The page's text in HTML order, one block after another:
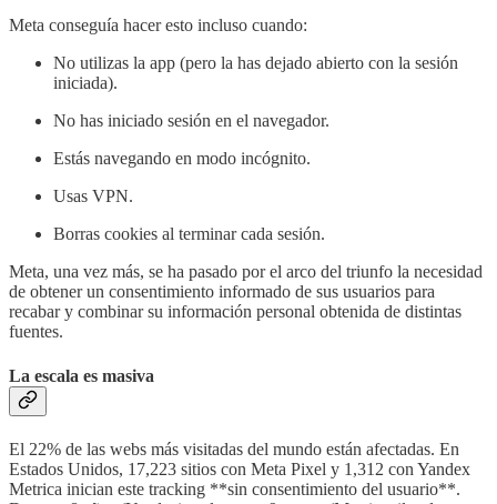
Meta conseguía hacer esto incluso cuando:
No utilizas la app (pero la has dejado abierto con la sesión
iniciada).
No has iniciado sesión en el navegador.
Estás navegando en modo incógnito.
Usas VPN.
Borras cookies al terminar cada sesión.
Meta, una vez más, se ha pasado por el arco del triunfo la necesidad
de obtener un consentimiento informado de sus usuarios para
recabar y combinar su información personal obtenida de distintas
fuentes.
La escala es masiva
El 22% de las webs más visitadas del mundo están afectadas. En
Estados Unidos, 17,223 sitios con Meta Pixel y 1,312 con Yandex
Metrica inician este tracking **sin consentimiento del usuario**.